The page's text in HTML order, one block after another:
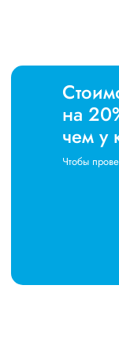
на
чем у
Чтобы